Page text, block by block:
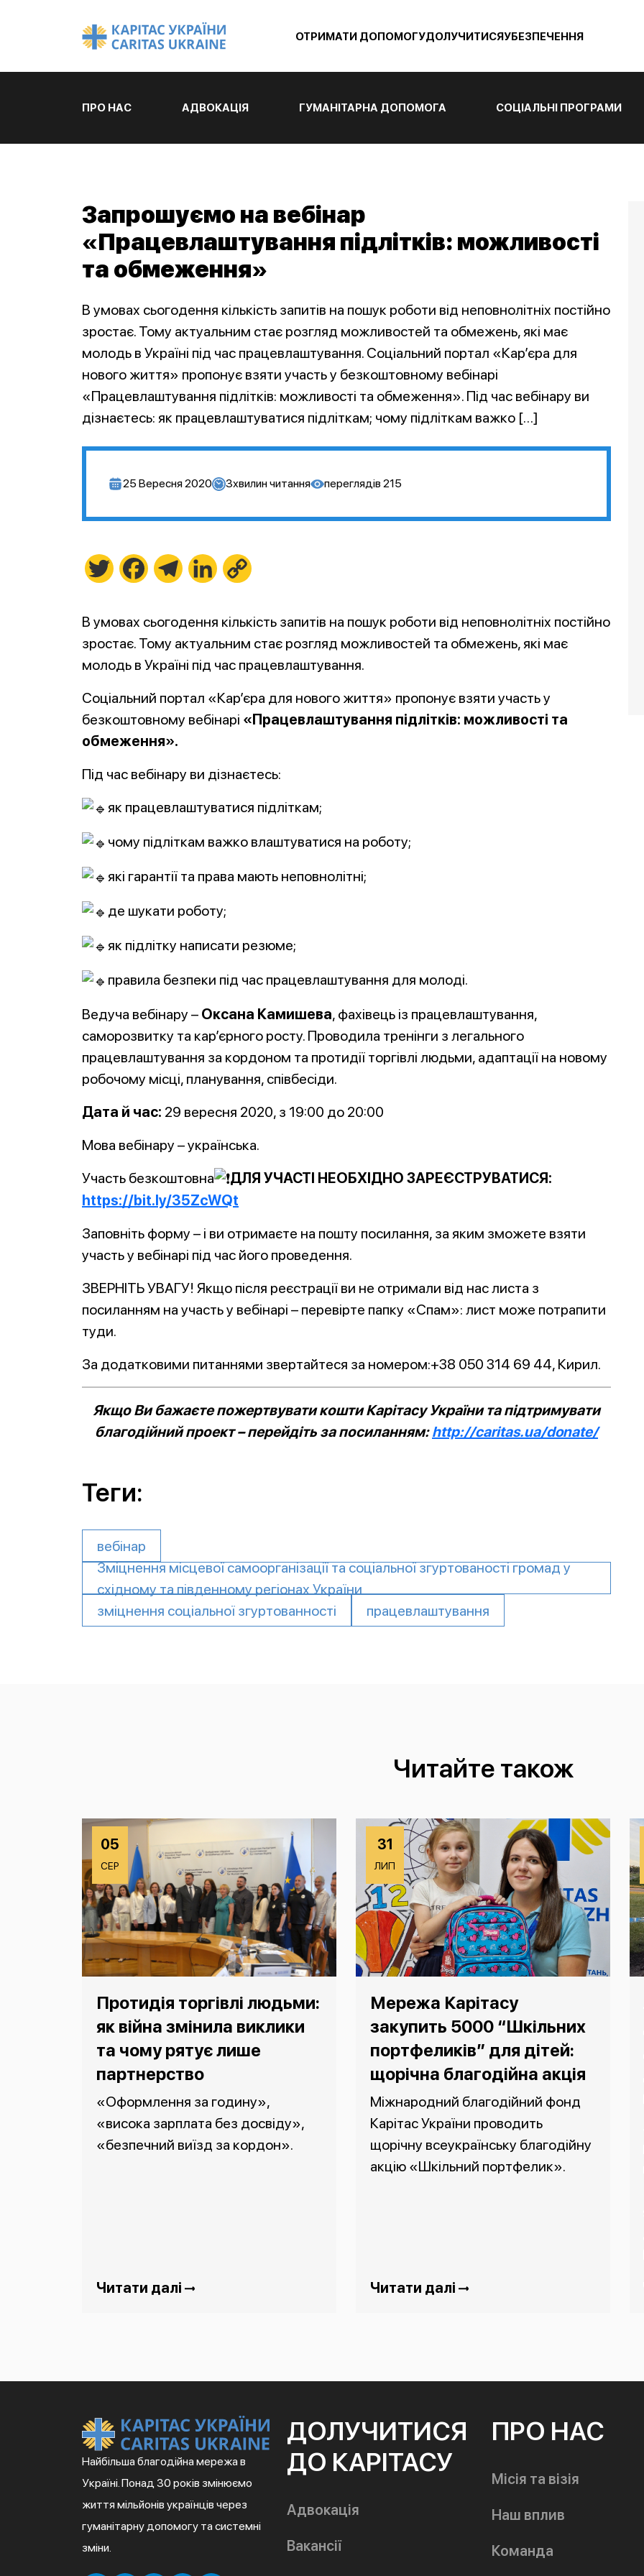
ОТРИМАТИ ДОПОМОГУДОЛУЧИТИСЯУБЕЗПЕЧЕННЯ
ПРО НАС АДВОКАЦІЯ ГУМАНІТАРНА ДОПОМОГА СОЦІАЛЬНІ ПРОГРАМИ
Запрошуємо на вебінар
«Працевлаштування підлітків: можливості
та обмеження»
В умовах сьогодення кількість запитів на пошук роботи від неповнолітніх постійно
зростає. Тому актуальним стає розгляд можливостей та обмежень, які має
молодь в Україні під час працевлаштування. Соціальний портал «Кар’єра для
нового життя» пропонує взяти участь у безкоштовному вебінарі
«Працевлаштування підлітків: можливості та обмеження». Під час вебінару ви
дізнаєтесь: як працевлаштуватися підліткам; чому підліткам важко […]
25 Вересня 2020 3хвилин читання переглядів 215
Twitter FacebookTelegramLinkedIn
В умовах сьогодення кількість запитів на пошук роботи від неповнолітніх постійно
зростає. Тому актуальним стає розгляд можливостей та обмежень, які має
молодь в Україні під час працевлаштування.
Соціальний портал «Кар’єра для нового життя» пропонує взяти участь у
безкоштовному вебінарі «Працевлаштування підлітків: можливості та
обмеження».
Під час вебінару ви дізнаєтесь:
як працевлаштуватися підліткам;
чому підліткам важко влаштуватися на роботу;
які гарантії та права мають неповнолітні;
де шукати роботу;
як підлітку написати резюме;
правила безпеки під час працевлаштування для молоді.
Ведуча вебінару – Оксана Камишева, фахівець із працевлаштування,
саморозвитку та кар’єрного росту. Проводила тренінги з легального
працевлаштування за кордоном та протидії торгівлі людьми, адаптації на новому
робочому місці, планування, співбесіди.
Дата й час: 29 вересня 2020, з 19:00 до 20:00
Мова вебінару – українська.
Участь безкоштовна
ДЛЯ УЧАСТІ НЕОБХІДНО ЗАРЕЄСТРУВАТИСЯ:
https://bit.ly/35ZcWQt
Заповніть форму – і ви отримаєте на пошту посилання, за яким зможете взяти
участь у вебінарі під час його проведення.
ЗВЕРНІТЬ УВАГУ! Якщо після реєстрації ви не отримали від нас листа з
посиланням на участь у вебінарі – перевірте папку «Спам»: лист може потрапити
туди.
За додатковими питаннями звертайтеся за номером:+38 050 314 69 44, Кирил.
Якщо Ви бажаєте пожертвувати кошти Карітасу України та підтримувати
благодійний проект – перейдіть за посиланням:http://caritas.ua/donate/
Теги:
вебінар
Зміцнення місцевої самоорганізації та соціальної згуртованості громад у
східному та південному регіонах України
зміцнення соціальної згуртованності
працевлаштування
Читайте також
05
СЕР
Протидія торгівлі людьми:
як війна змінила виклики
та чому рятує лише
партнерство
«Оформлення за годину»,
«висока зарплата без досвіду»,
«безпечний виїзд за кордон».
Читати далі
31
ЛИП
Мережа Карітасу
закупить 5000 “Шкільних
портфеликів” для дітей:
щорічна благодійна акція
Міжнародний благодійний фонд
Карітас України проводить
щорічну всеукраїнську благодійну
акцію «Шкільний портфелик».
Читати далі
Найбільша благодійна мережа в
Україні. Понад 30 років змінюємо
життя мільйонів українців через
гуманітарну допомогу та системні
зміни.
ДОЛУЧИТИСЯ
ДО КАРІТАСУ
Адвокація
Вакансії
ПРО НАС
Місія та візія
Наш вплив
Команда